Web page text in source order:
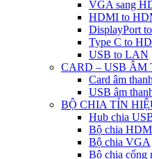
VGA sang
HDMI to
DisplayPort
Type C to
USB to LAN
CARD – USB ÂM
Card âm thanh
USB âm
BỘ CHIA TÍN
Hub chia
Bộ chia
Bộ chia VGA
Bộ chia cổng